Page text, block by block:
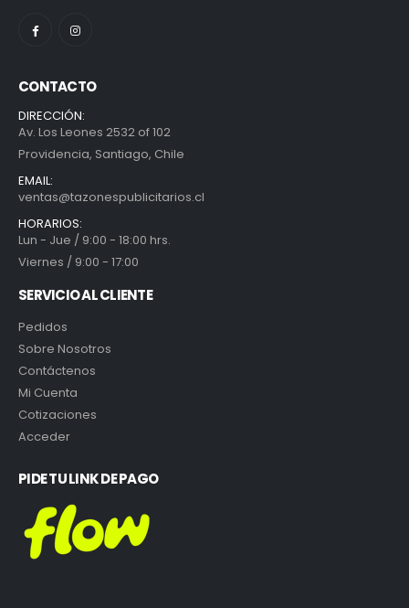
CONTACTO
DIRECCIÓN:
Av. Los Leones 2532 of 102
Providencia, Santiago, Chile
EMAIL:
ventas@tazonespublicitarios.cl
HORARIOS:
Lun - Jue / 9:00 - 18:00 hrs.
Viernes / 9:00 - 17:00
SERVICIO AL CLIENTE
Pedidos
Sobre Nosotros
Contáctenos
Mi Cuenta
Cotizaciones
Acceder
PIDE TU LINK DE PAGO